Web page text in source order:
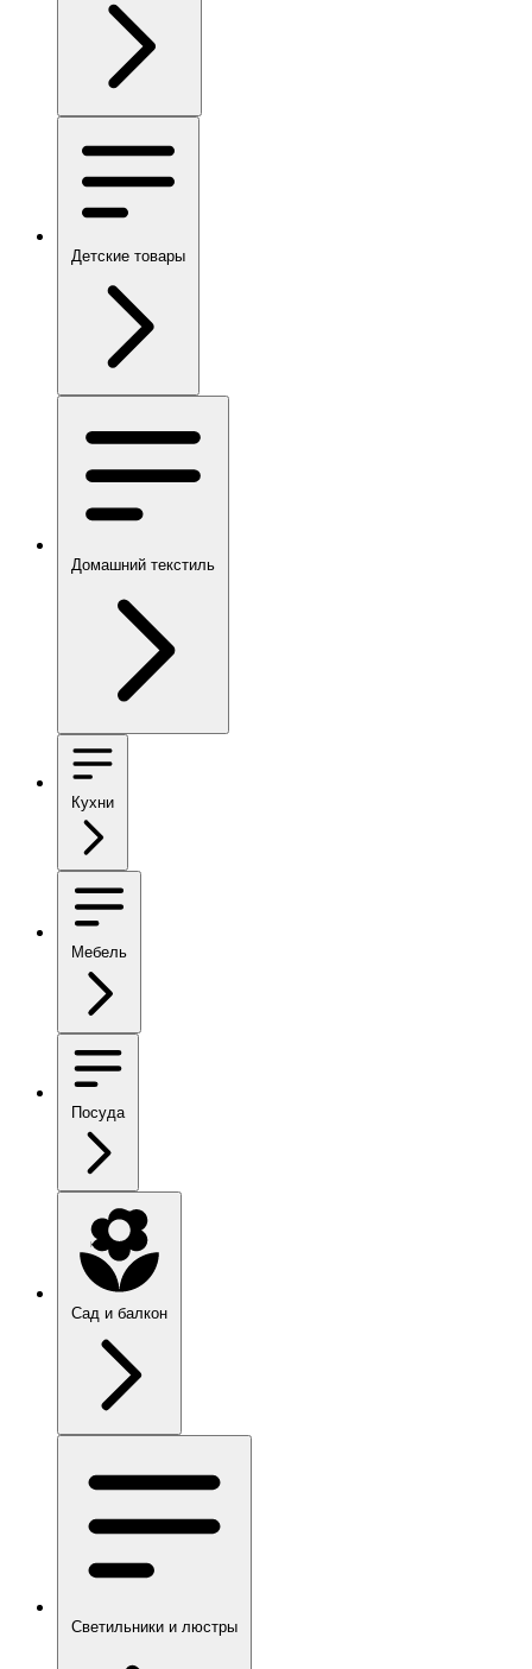
Детские товары
Домашний текстиль
Кухни
Мебель
Посуда
Сад и балкон
Светильники и люстры